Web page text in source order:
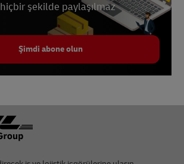
şekilde paylaşılmaz
Şimdi abone olun